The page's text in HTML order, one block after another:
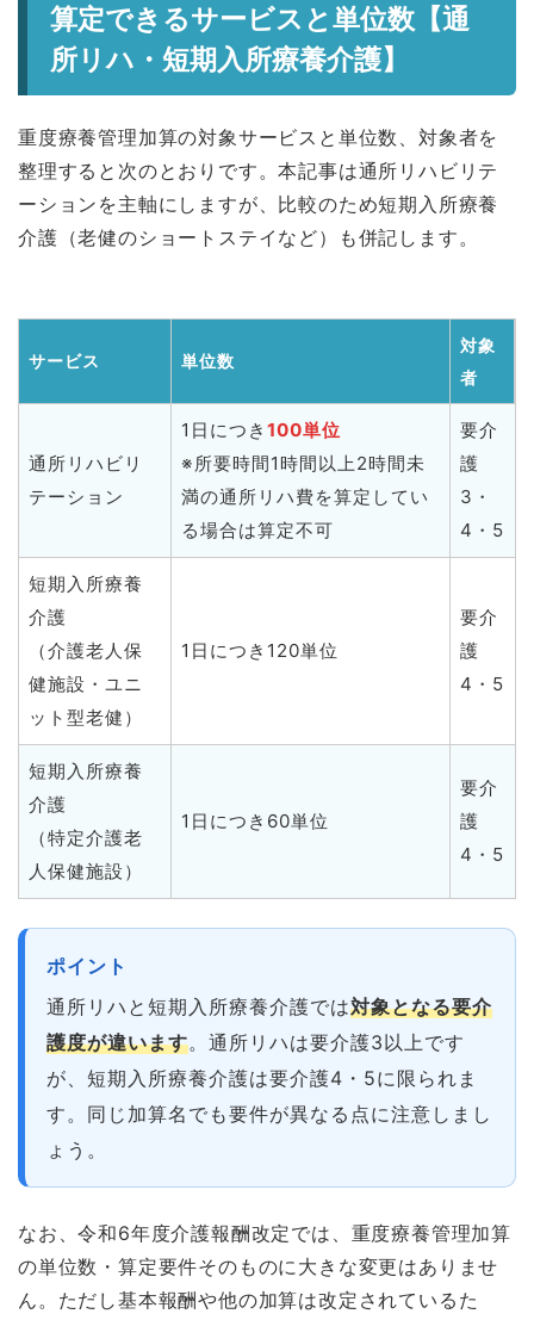
算定できるサービスと単位数【通
所リハ・短期入所療養介護】
重度療養管理加算の対象サービスと単位数、対象者を
整理すると次のとおりです。本記事は通所リハビリテ
ーションを主軸にしますが、比較のため短期入所療養
介護（老健のショートステイなど）も併記します。
サービス 単位数
対象
者
通所リハビリ
テーション
1日につき 100単位
※所要時間1時間以上2時間未
満の通所リハ費を算定してい
る場合は算定不可
要介
護
3・
4・5
短期入所療養
介護
（介護老人保
健施設・ユニ
ット型老健）
1日につき120単位
要介
護
4・5
短期入所療養
介護
（特定介護老
人保健施設）
1日につき60単位
要介
護
4・5
ポイント
通所リハと短期入所療養介護では対象となる要介
護度が違います。通所リハは要介護3以上です
が、短期入所療養介護は要介護4・5に限られま
す。同じ加算名でも要件が異なる点に注意しまし
ょう。
なお、令和6年度介護報酬改定では、重度療養管理加算
の単位数・算定要件そのものに大きな変更はありませ
ん。ただし基本報酬や他の加算は改定されているた